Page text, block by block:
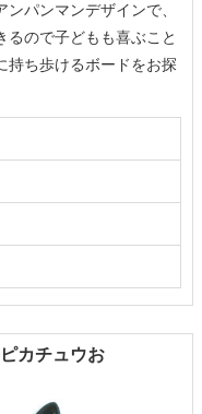
パンマンデザインで、
るので子どもも喜ぶこと
持ち歩けるボードをお探
カチュウお